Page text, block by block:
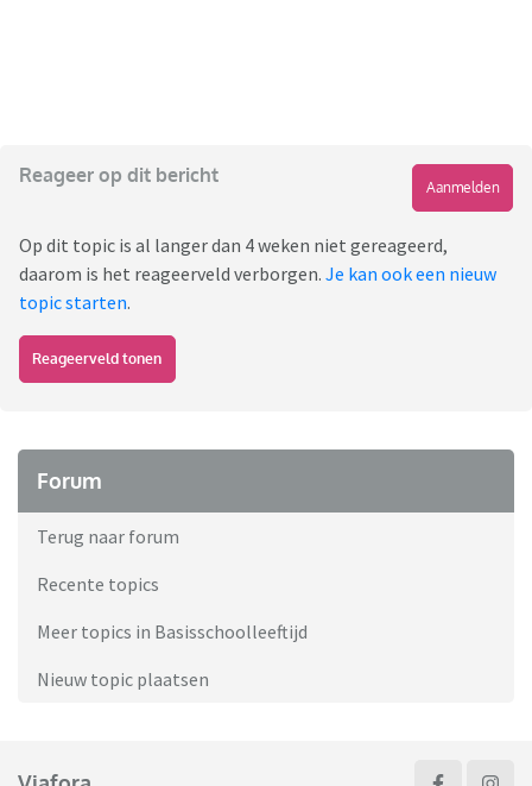
Reageer op dit bericht
Aanmelden
Op dit topic is al langer dan 4 weken niet gereageerd,
daarom is het reageerveld verborgen. Je kan ook een nieuw
topic starten.
Reageerveld tonen
Forum
Terug naar forum
Recente topics
Meer topics in Basisschoolleeftijd
Nieuw topic plaatsen